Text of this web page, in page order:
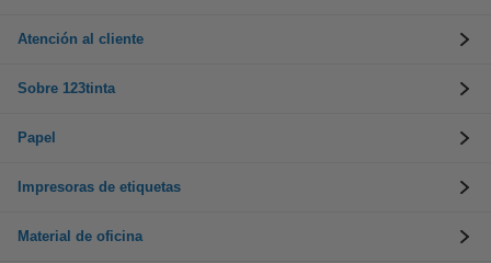
Atención al cliente
Sobre 123tinta
Papel
Impresoras de etiquetas
Material de oficina